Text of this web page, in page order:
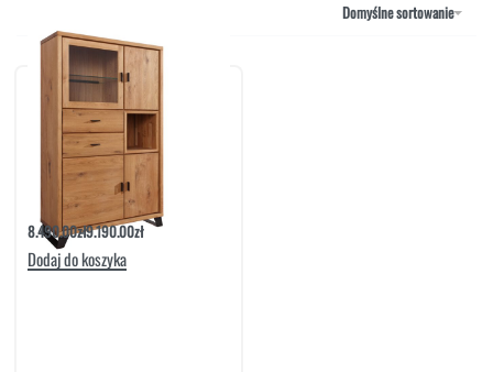
STOLIKI
STOŁY
SZAFKI I KOMODY
Domyślne sortowanie
Komoda Life 24 | Meble Matkowski
8.490.00zł9.190.00zł
Dodaj do koszyka